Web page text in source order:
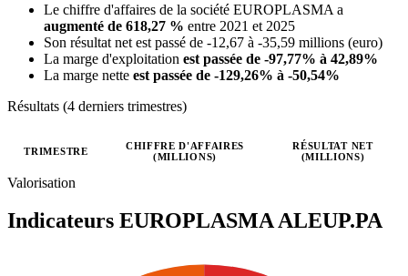
Le chiffre d'affaires de la société EUROPLASMA a
augmenté de 618,27 % entre 2021 et 2025
Son résultat net est passé de -12,67 à -35,59 millions (euro)
La marge d'exploitation est passée de -97,77% à 42,89%
La marge nette est passée de -129,26% à -50,54%
Résultats (4 derniers trimestres)
Valeurs trimestrielles en millions (euro)
TRIMESTRE
CHIFFRE D'AFFAIRES
(MILLIONS)
RÉSULTAT NET
(MILLIONS)
Valorisation
Indicateurs EUROPLASMAALEUP.PA